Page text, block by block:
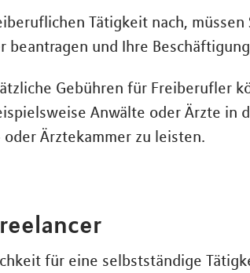
Tätigkeit nach,
beantragen und Ihre
Gebühren für Freiberufler
Anwälte oder Ärzte in
Ärztekammer zu leisten.
für eine selbstständige